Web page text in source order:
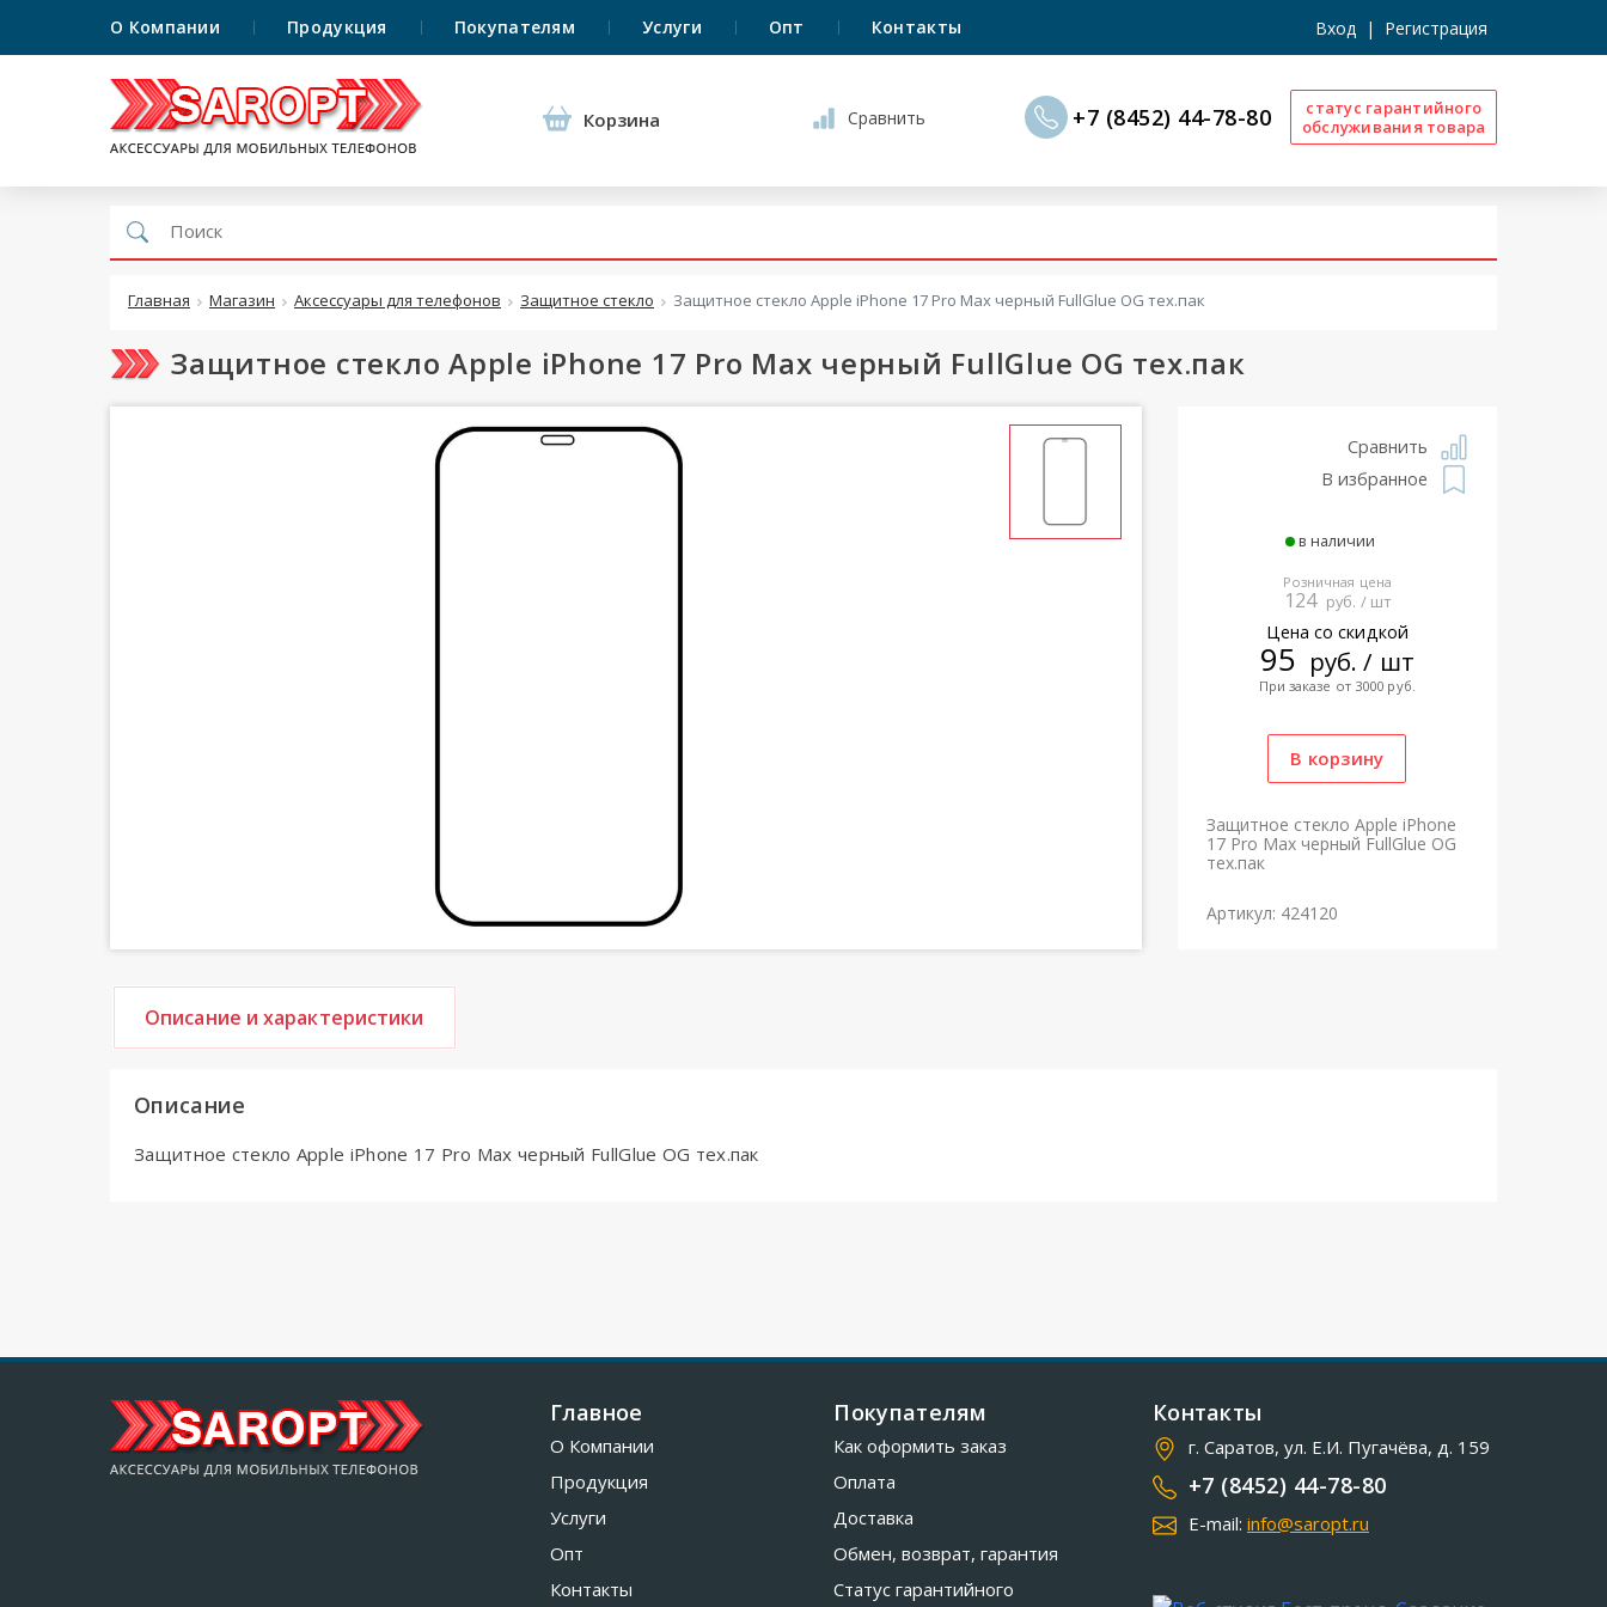
О Компании Продукция Покупателям Услуги Опт Контакты Вход | Регистрация
Корзина Сравнить +7 (8452) 44-78-80
статус гарантийного
обслуживания товара
Главная Магазин Аксессуары для телефонов Защитное стекло Защитное стекло Apple iPhone 17 Pro Max черный FullGlue OG тех.пак
Защитное стекло Apple iPhone 17 Pro Max черный FullGlue OG тех.пак
Сравнить
В избранное
в наличии
Розничная цена
124 руб. / шт
Цена со скидкой
95 руб. / шт
При заказе от 3000 руб.
Защитное стекло Apple iPhone
17 Pro Max черный FullGlue OG
тех.пак
Артикул: 424120
Описание и характеристики
Описание
Защитное стекло Apple iPhone 17 Pro Max черный FullGlue OG тех.пак
Главное
О Компании
Продукция
Услуги
Опт
Контакты
Покупателям
Как оформить заказ
Оплата
Доставка
Обмен, возврат, гарантия
Статус гарантийного
Контакты
г. Саратов, ул. Е.И. Пугачёва, д. 159
+7 (8452) 44-78-80
E-mail: info@saropt.ru